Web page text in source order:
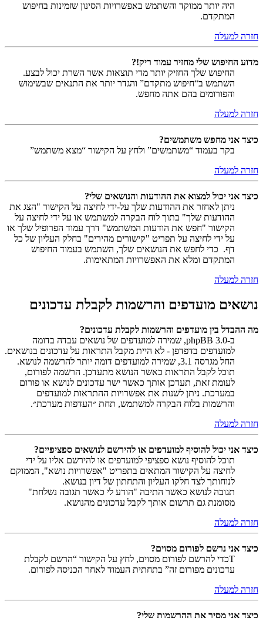
היה יותר ממוקד והשתמש באפשרויות הסינון שזמינות בחיפוש
המתקדם.
חזרה למעלה
מדוע החיפוש שלי מחזיר עמוד ריק!?
החיפוש שלך החזיק יותר מדי תוצאות אשר השרת יכול לבצע.
השתמש ב“חיפוש מתקדם” והגדר יותר את התנאים שבשימוש
והפורומים בהם אתה מחפש.
חזרה למעלה
כיצד אני מחפש משתמשים?
בקר בעמוד “משתמשים” ולחץ על הקישור “מצא משתמש”
חזרה למעלה
כיצד אני יכול למצוא את ההודעות והנושאים שלי?
ניתן לאחזר את ההודעות שלך על-ידי לחיצה על הקישור "הצג את
ההודעות שלך" בתוך לוח הבקרה למשתמש או על ידי לחיצה על
הקישור "חפש את הודעות המשתמש" דרך עמוד הפרופיל שלך או
על ידי לחיצה על תפריט "קישורים מהירים" בחלק העליון של כל
דף. כדי לחפש את הנושאים שלך, השתמש בעמוד החיפוש
המתקדם ומלא את האפשרויות המתאימות.
חזרה למעלה
נושאים מועדפים והרשמות לקבלת עדכונים
מה ההבדל בין מועדפים והרשמות לקבלת עדכונים?
ב-phpBB 3.0, שמירה למועדפים של נושאים עבדה בדומה
למועדפים בדפדפן - לא היית מקבל התראות על עדכונים בנושאים.
החל מגרסה 3.1, שמירה למועדפים דומה יותר להרשמה לנושא.
תוכל לקבל התראות כאשר הנושא מתעדכן. הרשמה לפורום,
לעומת זאת, תעדכן אותך כאשר ישר עדכונים לנושא או פורום
במערכת. ניתן לשנות את אפשרויות ההתראות למועדפים
והרשמות בלוח הבקרה למשתמש, תחת ״העדפות מערכת״.
חזרה למעלה
כיצד אני יכול להוסיף למועדפים או להירשם לנושאים ספציפיים?
תוכל להוסיף נושא ספציפי למועדפים או להירשם אליו על ידי
לחיצה על הקישור המתאים בתפריט "אפשרויות נושא", הממוקם
לנוחותך לצד חלקו העליון והתחתון של דיון בנושא.
תגובה לנושא כאשר התיבה "הודע לי כאשר תגובה נשלחת"
מסומנת גם תרשום אותך לקבל עדכונים מהנושא.
חזרה למעלה
כיצד אני נרשם לפורום מסוים?
Tכדי להרשם לפורום מסוים, לחץ על הקישור “הרשם לקבלת
עדכונים מפורום זה” בתחתית העמוד לאחר הכניסה לפורום.
חזרה למעלה
כיצד אני מסיר את ההרשמות שלי?